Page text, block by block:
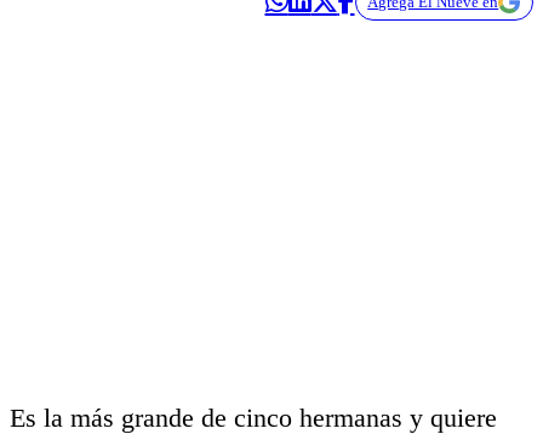
Es la más grande de cinco hermanas y quiere